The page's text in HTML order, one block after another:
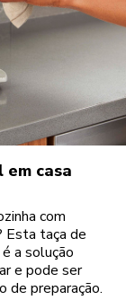
casa
com
Esta taça de
a solução
e pode ser
de preparação.